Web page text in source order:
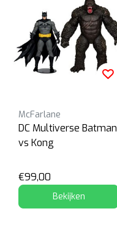
McFarlane
DC Multiverse Batman
vs Kong
€99,00
Bekijken